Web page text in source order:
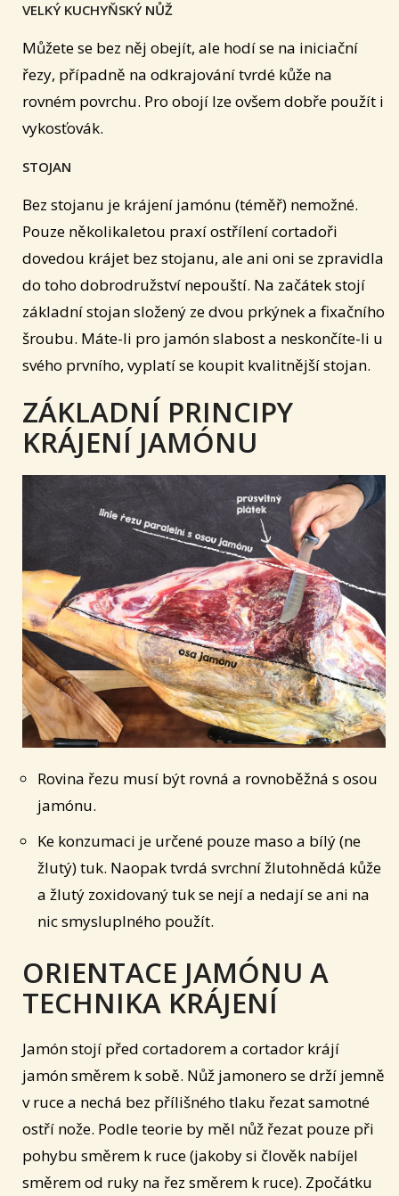
VELKÝ KUCHYŇSKÝ NŮŽ
Můžete se bez něj obejít, ale hodí se na iniciační
řezy, případně na odkrajování tvrdé kůže na
rovném povrchu. Pro obojí lze ovšem dobře použít i
vykosťovák.
STOJAN
Bez stojanu je krájení jamónu (téměř) nemožné.
Pouze několikaletou praxí ostřílení cortadoři
dovedou krájet bez stojanu, ale ani oni se zpravidla
do toho dobrodružství nepouští. Na začátek stojí
základní stojan složený ze dvou prkýnek a fixačního
šroubu. Máte-li pro jamón slabost a neskončíte-li u
svého prvního, vyplatí se koupit kvalitnější stojan.
ZÁKLADNÍ PRINCIPY
KRÁJENÍ JAMÓNU
Rovina řezu musí být rovná a rovnoběžná s osou
jamónu.
Ke konzumaci je určené pouze maso a bílý (ne
žlutý) tuk. Naopak tvrdá svrchní žlutohnědá kůže
a žlutý zoxidovaný tuk se nejí a nedají se ani na
nic smysluplného použít.
ORIENTACE JAMÓNU A
TECHNIKA KRÁJENÍ
Jamón stojí před cortadorem a cortador krájí
jamón směrem k sobě. Nůž jamonero se drží jemně
v ruce a nechá bez přílišného tlaku řezat samotné
ostří nože. Podle teorie by měl nůž řezat pouze při
pohybu směrem k ruce (jakoby si člověk nabíjel
směrem od ruky na řez směrem k ruce). Zpočátku